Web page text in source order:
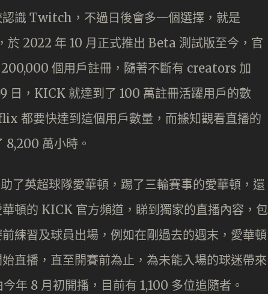
識 Twitch，不過日後會多一個選擇，就是
2022 年 10 月正式推出 Beta 測試版至今，官
個用戶註冊，隨著不斷有 creators 加
日，KICK 就達到了 100 萬註冊活躍用戶的數
都要快達到這個用戶數量，而據知觀看直播的
8,200 萬小時。
了英超球隊愛華頓，踢了三輪賽事的愛華頓，還
頓的 KICK 官方頻道，睇到獨家的直播內容，包
練習及球員出場，例如在剛過去的週末，愛華頓
直播，直至開賽前為止，為未能入場的球迷帶來
年 8 月初開播，目前有 1,100 多位追隨者。